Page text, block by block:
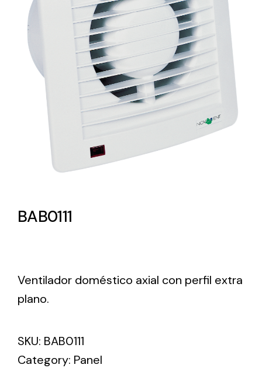
Lighting and Electrical
Equipment
Complete solutions in lighting and electrical
material for each project and need
ventilación industriales
Ventilation
meant a greater offer of ventilation products for
different uses
BAB0111
Ventilador doméstico axial con perfil extra
plano.
SKU: BAB0111
Category: Panel